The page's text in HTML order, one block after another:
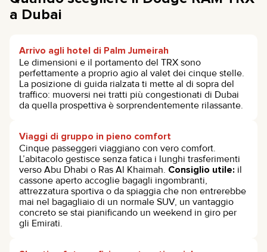
a Dubai
Arrivo agli hotel di Palm Jumeirah
Le dimensioni e il portamento del TRX sono
perfettamente a proprio agio al valet dei cinque stelle.
La posizione di guida rialzata ti mette al di sopra del
traffico: muoversi nei tratti più congestionati di Dubai
da quella prospettiva è sorprendentemente rilassante.
Viaggi di gruppo in pieno comfort
Cinque passeggeri viaggiano con vero comfort.
L’abitacolo gestisce senza fatica i lunghi trasferimenti
verso Abu Dhabi o Ras Al Khaimah. Consiglio utile: il
cassone aperto accoglie bagagli ingombranti,
attrezzatura sportiva o da spiaggia che non entrerebbe
mai nel bagagliaio di un normale SUV, un vantaggio
concreto se stai pianificando un weekend in giro per
gli Emirati.